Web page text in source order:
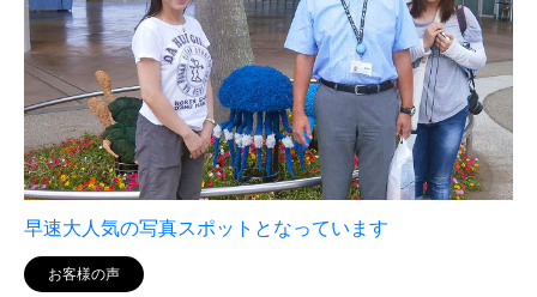
早速大人気の写真スポットとなっています
お客様の声